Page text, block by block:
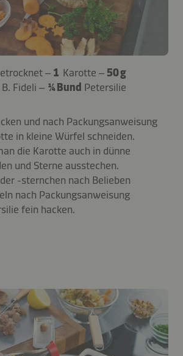
– 1 Karotte – 50 g
Fideli – ¼ Bund Petersilie
und nach Packungsanweisung
in kleine Würfel schneiden.
die Karotte auch in dünne
und Sterne ausstechen.
-sternchen nach Belieben
nach Packungsanweisung
fein hacken.